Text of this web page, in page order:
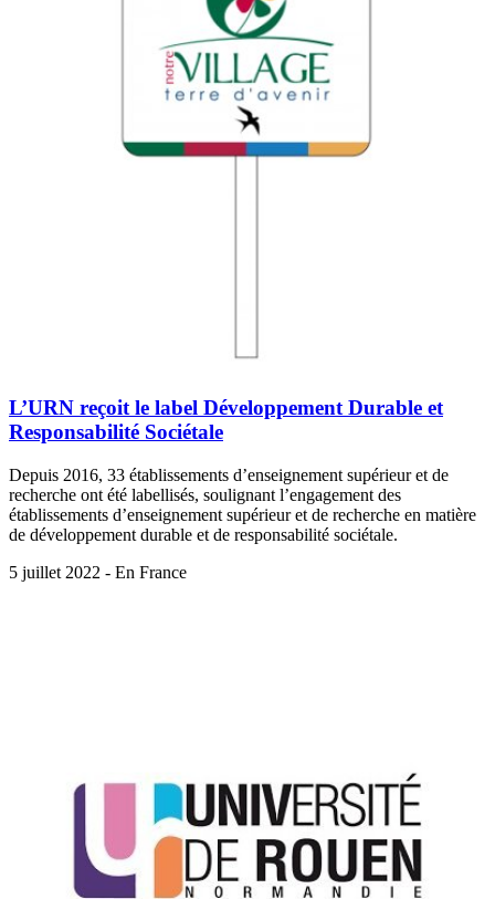
L’URN reçoit le label Développement Durable et
Responsabilité Sociétale
Depuis 2016, 33 établissements d’enseignement supérieur et de
recherche ont été labellisés, soulignant l’engagement des
établissements d’enseignement supérieur et de recherche en matière
de développement durable et de responsabilité sociétale.
5 juillet 2022 - En France